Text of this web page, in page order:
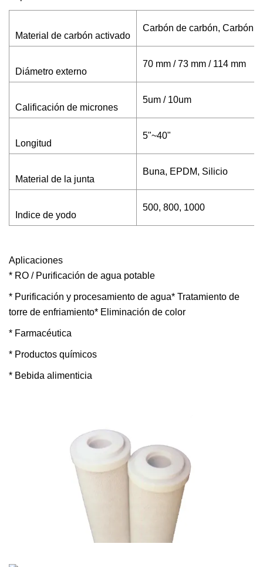
Material de carbón activado
Carbón de carbón, Carbón
Diámetro externo
70 mm / 73 mm / 114 mm
Calificación de micrones
5um / 10um
Longitud
5"~40"
Material de la junta
Buna, EPDM, Silicio
Indice de yodo
500, 800, 1000
Aplicaciones
* RO / Purificación de agua potable
* Purificación y procesamiento de agua* Tratamiento de
torre de enfriamiento* Eliminación de color
* Farmacéutica
* Productos químicos
* Bebida alimenticia